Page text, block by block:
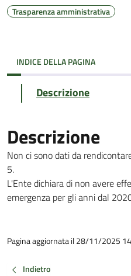
Trasparenza amministrativa
INDICE DELLA PAGINA
Descrizione
Descrizione
Non ci sono dati da
5.
L'Ente dichiara di non avere
emergenza per gli anni dal
Pagina aggiornata il 28/11/2025
Indietro